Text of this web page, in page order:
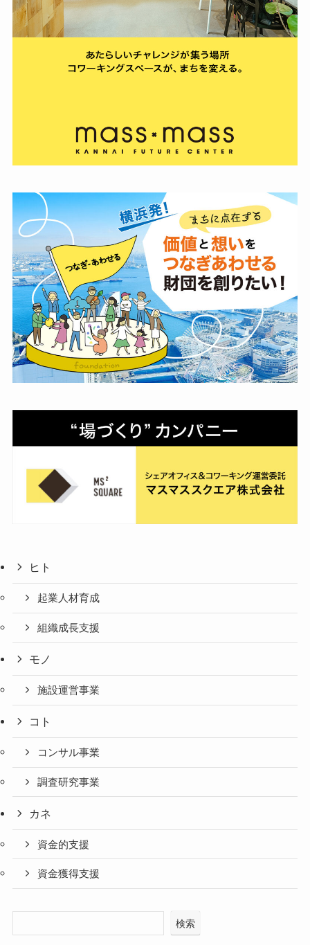
ヒト
起業人材育成
組織成長支援
モノ
施設運営事業
コト
コンサル事業
調査研究事業
カネ
資金的支援
資金獲得支援
検索